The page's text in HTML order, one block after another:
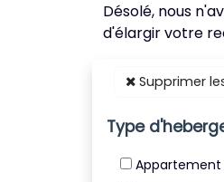
Désolé, nous
d'élargir votre
Supprimer
Type